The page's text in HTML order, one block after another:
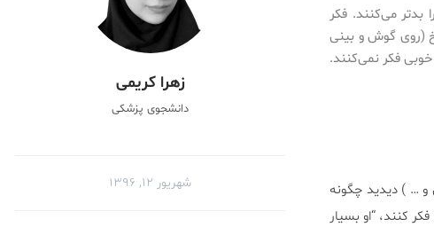
بدتر می‌کنند. فکر
(روی گوش و بینی
فکر نمی‌کنند.
… ) دیدید چگونه
کنند، “او بسیار
زهرا کریمی
دانشجوی پزشکی
شهریور ۱۲, ۱۳۹۶